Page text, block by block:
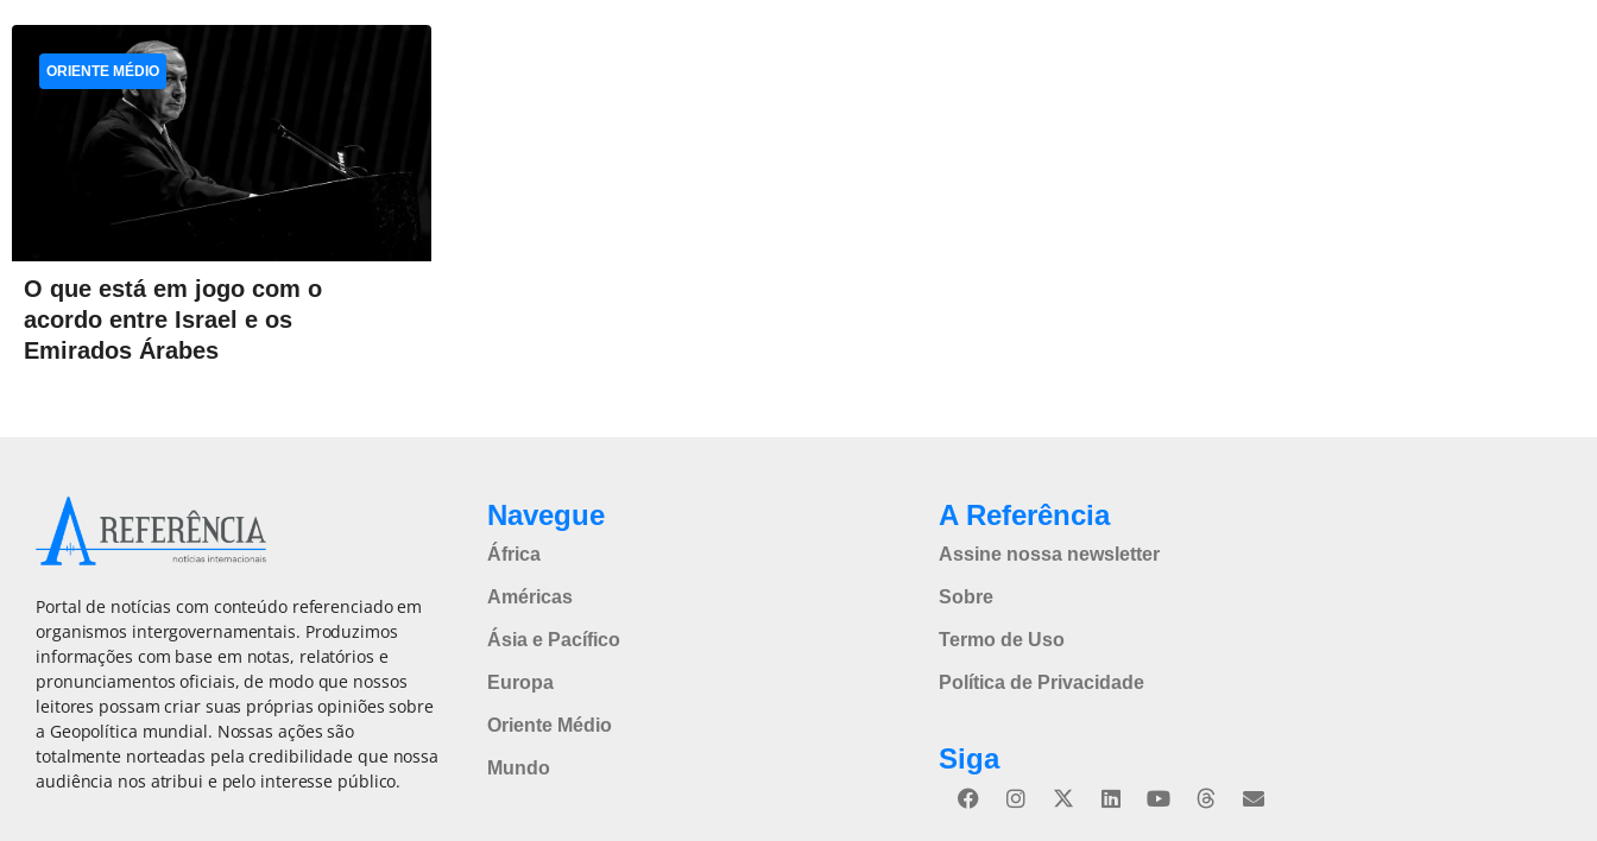
O que está em jogo com o
acordo entre Israel e os
Emirados Árabes
ORIENTE MÉDIO
Portal de notícias com conteúdo referenciado em
organismos intergovernamentais. Produzimos
informações com base em notas, relatórios e
pronunciamentos oficiais, de modo que nossos
leitores possam criar suas próprias opiniões sobre
a Geopolítica mundial. Nossas ações são
totalmente norteadas pela credibilidade que nossa
audiência nos atribui e pelo interesse público.
Navegue
África
Américas
Ásia e Pacífico
Europa
Oriente Médio
Mundo
A Referência
Assine nossa newsletter
Sobre
Termo de Uso
Política de Privacidade
Siga